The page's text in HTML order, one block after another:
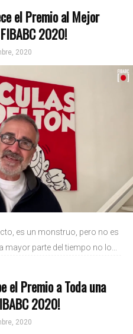
el Premio al Mejor
2020!
2020
es un monstruo, pero no es
mayor parte del tiempo no lo...
el Premio a Toda una
2020!
2020